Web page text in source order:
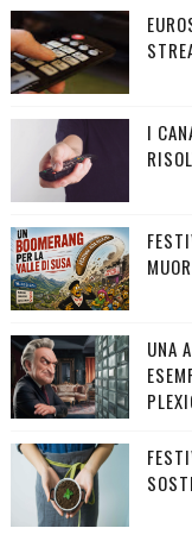
I
UNA